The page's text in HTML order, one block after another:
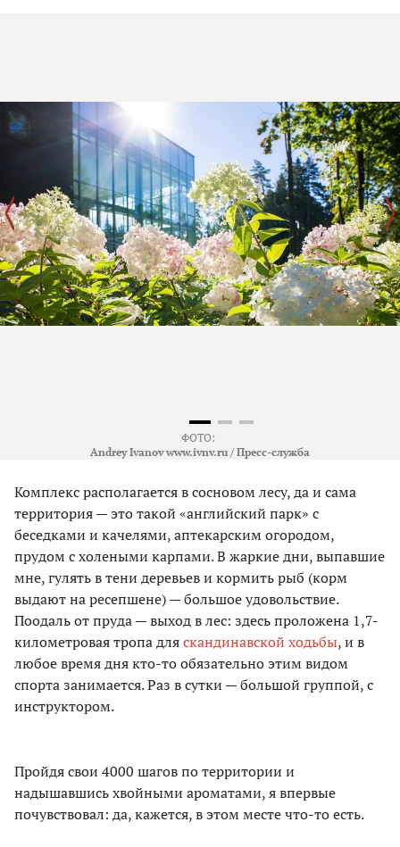
ФОТО:
Andrey Ivanov www.ivnv.ru / Пресс-служба
Комплекс располагается в сосновом лесу, да и сама
территория — это такой «английский парк» с
беседками и качелями, аптекарским огородом,
прудом с холеными карпами. В жаркие дни, выпавшие
мне, гулять в тени деревьев и кормить рыб (корм
выдают на ресепшене) — большое удовольствие.
Поодаль от пруда — выход в лес: здесь проложена 1,7-
километровая тропа дляскандинавской ходьбы, и в
любое время дня кто-то обязательно этим видом
спорта занимается. Раз в сутки — большой группой, с
инструктором.
Пройдя свои 4000 шагов по территории и
надышавшись хвойными ароматами, я впервые
почувствовал: да, кажется, в этом месте что-то есть.